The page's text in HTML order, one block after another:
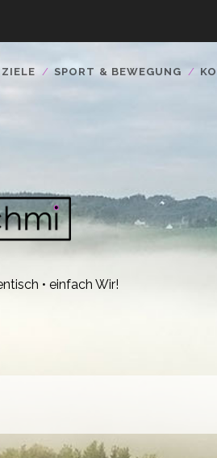
ZIELE SPORT & BEWEGUNG
• einfach Wir!